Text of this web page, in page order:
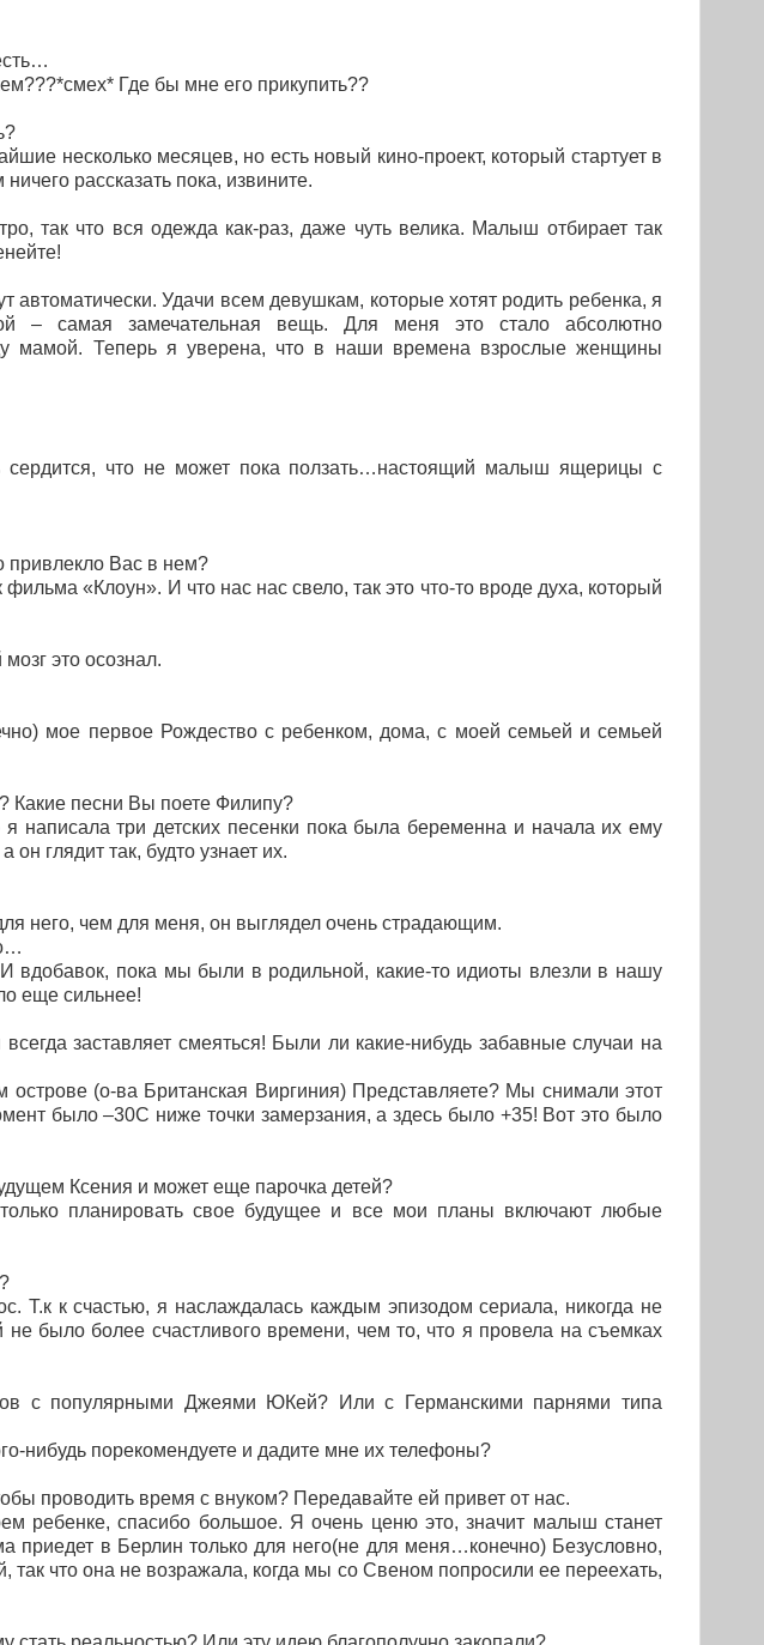
Где бы мне его прикупить??
несколько месяцев, но есть новый кино-проект, который стартует в
рассказать пока, извините.
так что вся одежда как-раз, даже чуть велика. Малыш отбирает так
Удачи всем девушкам, которые хотят родить ребенка, я
– самая замечательная вещь. Для меня это стало абсолютно
мамой. Теперь я уверена, что в наши времена взрослые женщины
что не может пока ползать…настоящий малыш ящерицы с
привлекло Вас в нем?
«Клоун». И что нас нас свело, так это что-то вроде духа, который
это осознал.
мое первое Рождество с ребенком, дома, с моей семьей и семьей
Какие песни Вы поете Филипу?
написала три детских песенки пока была беременна и начала их ему
глядит так, будто узнает их.
него, чем для меня, он выглядел очень страдающим.
пока мы были в родильной, какие-то идиоты влезли в нашу
еще сильнее!
заставляет смеяться! Были ли какие-нибудь забавные случаи на
(о-ва Британская Виргиния) Представляете? Мы снимали этот
было –30С ниже точки замерзания, а здесь было +35! Вот это было
Ксения и может еще парочка детей?
планировать свое будущее и все мои планы включают любые
Т.к к счастью, я наслаждалась каждым эпизодом сериала, никогда не
было более счастливого времени, чем то, что я провела на съемках
с популярными Джеями ЮКей? Или с Германскими парнями типа
нибудь порекомендуете и дадите мне их телефоны?
проводить время с внуком? Передавайте ей привет от нас.
ребенке, спасибо большое. Я очень ценю это, значит малыш станет
в Берлин только для него(не для меня…конечно) Безусловно,
что она не возражала, когда мы со Свеном попросили ее переехать,